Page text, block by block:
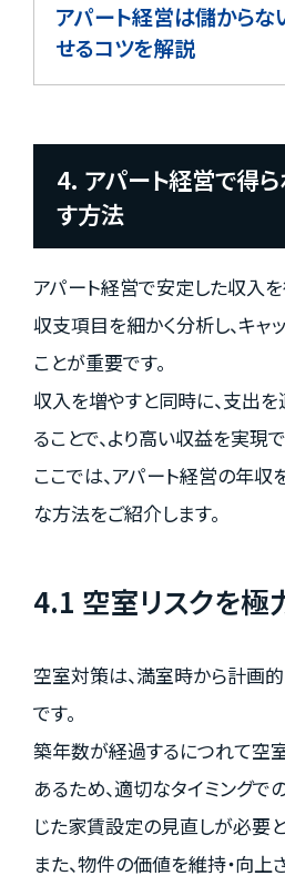
アパート経営は儲からな
せるコツを解説
4. アパート経営で得
す方法
アパート経営で安定した収入
収支項目を細かく分析し、キャ
ことが重要です。
収入を増やすと同時に、支出
ることで、より高い収益を実現で
ここでは、アパート経営の年
な方法をご紹介します。
4.1 空室リスクを極
空室対策は、満室時から計画
です。
築年数が経過するにつれて空
あるため、適切なタイミングで
じた家賃設定の見直しが必要と
また、物件の価値を維持・向上